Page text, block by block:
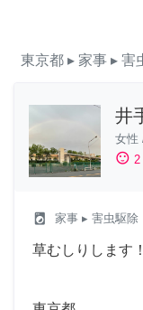
東京都 ▸ 家事 ▸ 害
井
女性
sentiment_satisfied 2
local_laundry_service 家事 ▸ 害虫駆除
草むしりします